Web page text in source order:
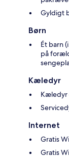
Gyldigt
Børn
Ét barn
på
Kæledyr
Kæledyr
Internet
Gratis
Gratis